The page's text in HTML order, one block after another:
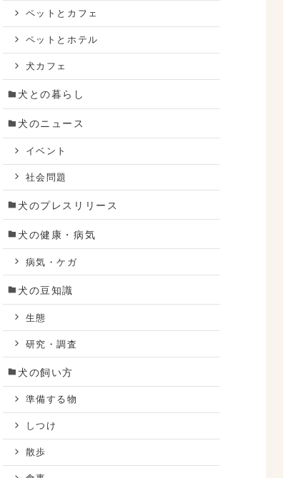
ペットとカフェ
ペットとホテル
犬カフェ
犬との暮らし
犬のニュース
イベント
社会問題
犬のプレスリリース
犬の健康・病気
病気・ケガ
犬の豆知識
生態
研究・調査
犬の飼い方
準備する物
しつけ
散歩